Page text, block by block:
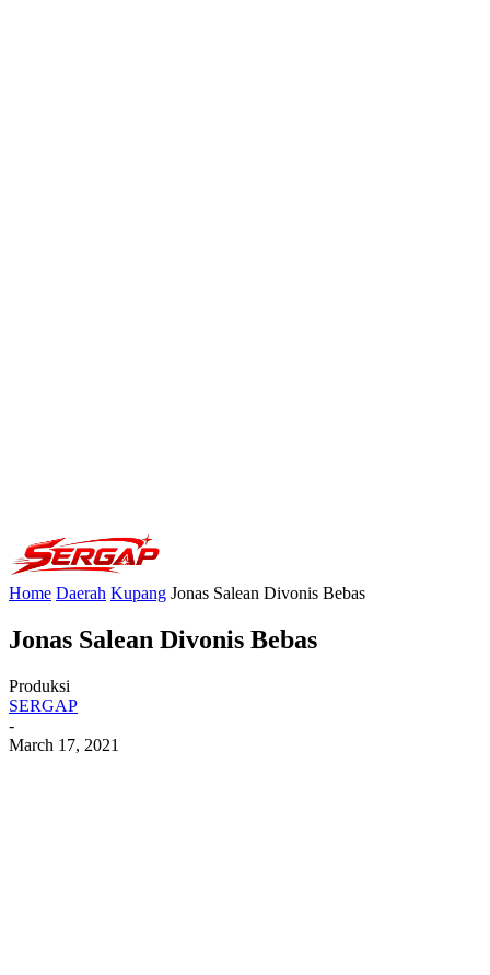
Home Daerah Kupang Jonas Salean Divonis Bebas
Jonas Salean Divonis Bebas
Produksi
SERGAP
-
March 17, 2021